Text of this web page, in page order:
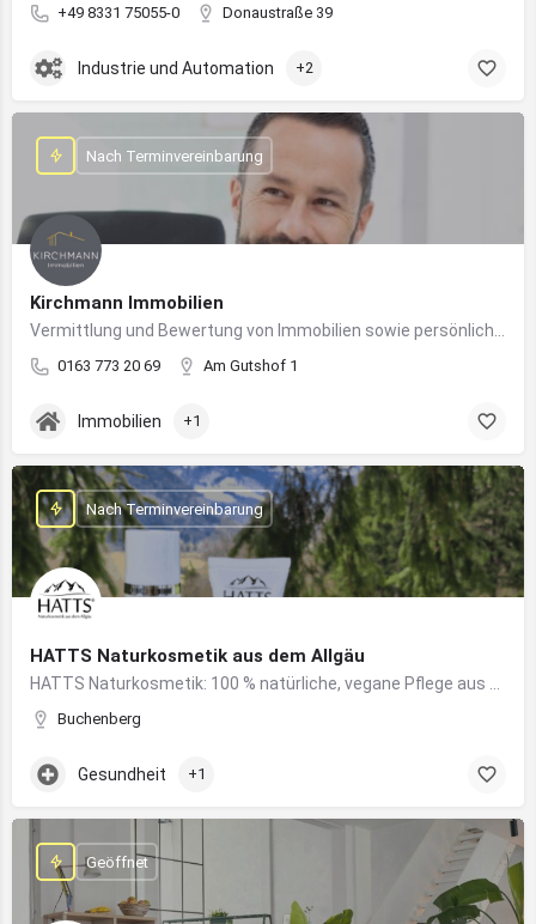
+49 8331 75055-0 Donaustraße 39
Industrie und Automation +2
Kirchmann Immobilien
0163 773 20 69 Am Gutshof 1
Nach Terminvereinbarung
Immobilien +1
HATTS Naturkosmetik aus dem Allgäu
Buchenberg
Nach Terminvereinbarung
Gesundheit +1
Geöffnet